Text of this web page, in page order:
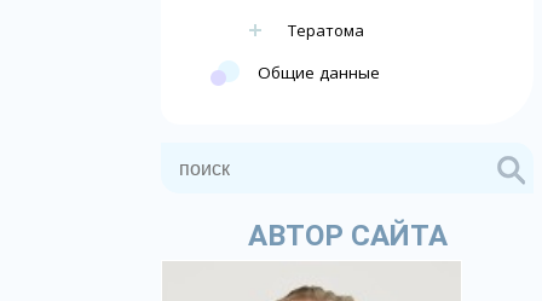
Тератома
Общие данные
АВТОР САЙТА